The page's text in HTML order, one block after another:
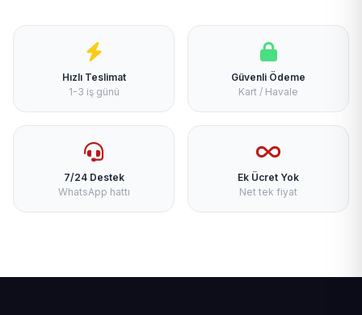
Hızlı Teslimat
1-3 iş günü
Güvenli Ödeme
Kart / Havale
7/24 Destek
WhatsApp hattı
Ek Ücret Yok
Net tek fiyat